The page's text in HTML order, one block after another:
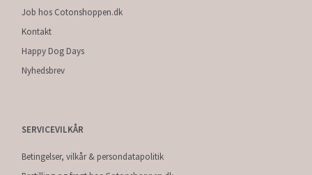
Job hos Cotonshoppen.dk
Kontakt
Happy Dog Days
Nyhedsbrev
SERVICEVILKÅR
Betingelser, vilkår & persondatapolitik